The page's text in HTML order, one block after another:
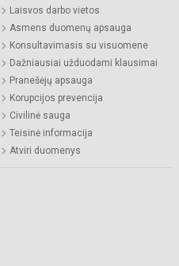
Laisvos darbo vietos
Asmens duomenų apsauga
Konsultavimasis su visuomene
Dažniausiai užduodami klausimai
Pranešėjų apsauga
Korupcijos prevencija
Civilinė sauga
Teisinė informacija
Atviri duomenys